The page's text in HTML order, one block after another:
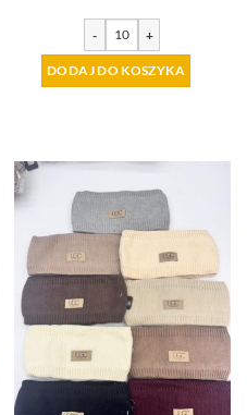
- +
DODAJ DO KOSZYKA